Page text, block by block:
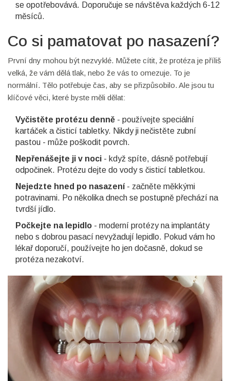
se opotřebovává. Doporučuje se návštěva každých 6-12
měsíců.
Co si pamatovat po nasazení?
První dny mohou být nezvyklé. Můžete cítit, že protéza je příliš
velká, že vám dělá tlak, nebo že vás to omezuje. To je
normální. Tělo potřebuje čas, aby se přizpůsobilo. Ale jsou tu
klíčové věci, které byste měli dělat:
Vyčistěte protézu denně - používejte speciální
kartáček a čisticí tabletky. Nikdy ji nečistěte zubní
pastou - může poškodit povrch.
Nepřenášejte ji v noci - když spíte, dásně potřebují
odpočinek. Protézu dejte do vody s čisticí tabletkou.
Nejedzte hned po nasazení- začněte měkkými
potravinami. Po několika dnech se postupně přechází na
tvrdší jídlo.
Počkejte na lepidlo - moderní protézy na implantáty
nebo s dobrou pasací nevyžadují lepidlo. Pokud vám ho
lékař doporučí, používejte ho jen dočasně, dokud se
protéza nezakotví.